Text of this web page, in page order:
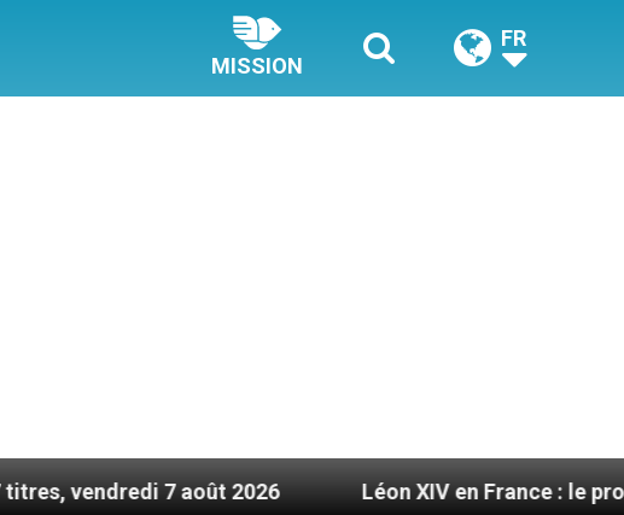
MISSION
FR
7 août 2026 Léon XIV en France : le programme